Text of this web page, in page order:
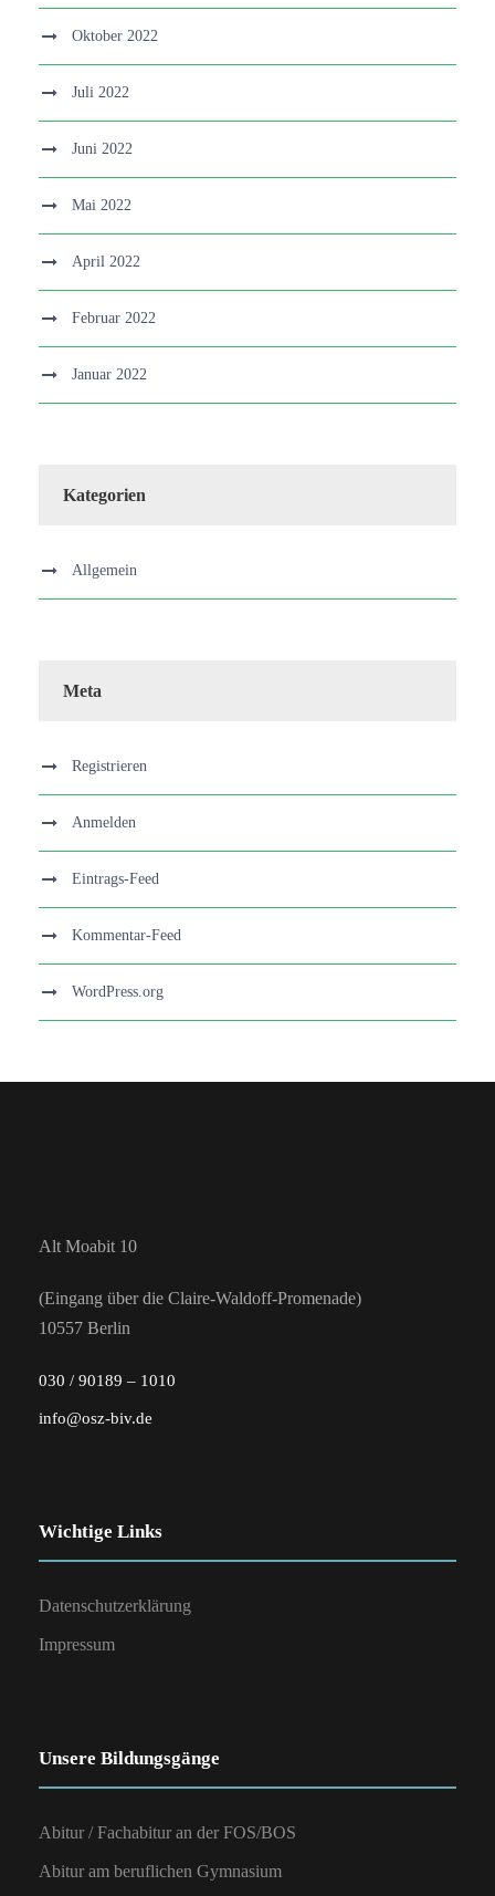
Oktober 2022
Juli 2022
Juni 2022
Mai 2022
April 2022
Februar 2022
Januar 2022
Kategorien
Allgemein
Meta
Registrieren
Anmelden
Eintrags-Feed
Kommentar-Feed
WordPress.org
Alt Moabit 10
(Eingang über die Claire-Waldoff-Promenade)
10557 Berlin
030 / 90189 – 1010
info@osz-biv.de
Wichtige Links
Datenschutzerklärung
Impressum
Unsere Bildungsgänge
Abitur / Fachabitur an der FOS/BOS
Abitur am beruflichen Gymnasium